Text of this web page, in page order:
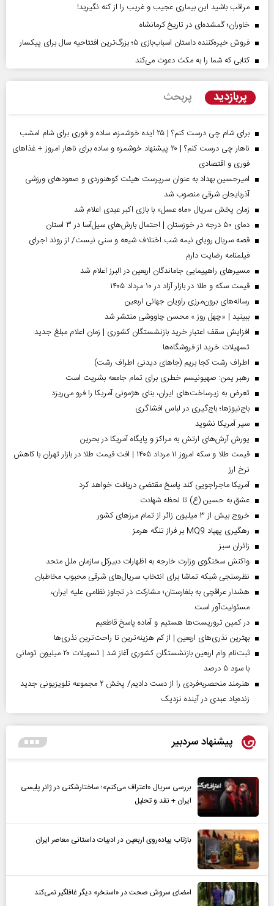
مراقب باشید این بیماری عجیب و غریب را از کنه نگیرید!
خاوران؛ گمشده‌ای در تاریخ کرمانشاه
فروش خیره‌کننده داستان اسباب‌بازی ۵؛ بزرگ‌ترین افتتاحیه سال برای پیکسار
کتابی که شما را به مکث دعوت می‌کند
پربازدید پربحث
برای شام چی درست کنم؟ | ۲۵ ایده خوشمزه، ساده و فوری برای شام امشب
ناهار چی درست کنم؟ | ۲۰ پیشنهاد خوشمزه و ساده برای ناهار امروز + غذاهای
فوری و اقتصادی
امیرحسین بهداد به عنوان سرپرست هیئت کوهنوردی و صعودهای ورزشی
آذربایجان شرقی منصوب شد
زمان پخش سریال «ماه عسل» با بازی اکبر عبدی اعلام شد
دمای ۵۰ درجه در خوزستان | احتمال بارش‌های سیل‌آسا در ۳ استان
قصه سریال رویای نیمه شب اختلاف شیعه و سنی نیست/ از روند اجرای
فیلمنامه رضایت دارم
مسیر‌های راهپیمایی جاماندگان اربعین در البرز اعلام شد
قیمت سکه و طلا در بازار آزاد در ۱۰ مرداد ۱۴۰۵
رسانه‌های برون‌مرزی راویان جهانی اربعین
ببینید | «چهل روز » محسن چاووشی منتشر شد
افزایش سقف اعتبار خرید بازنشستگان کشوری | زمان اعلام مبلغ جدید
تسهیلات خرید از فروشگاه‌ها
اطراف رشت کجا بریم (جاهای دیدنی اطراف رشت)
رهبر یمن: صهیونیسم خطری برای تمام جامعه بشریت است
تعرض به زیرساخت‌های ایران، بنای هژمونی آمریکا را فرو می‌ریزد
باج‌نیوزها؛ باج‌گیری در لباس افشاگری
سپر آمریکا نشوید
یورش آرش‌های ارتش به مراکز و پایگاه‌ آمریکا در بحرین
قیمت طلا و سکه امروز ۱۱ مرداد ۱۴۰۵ | افت قیمت طلا در بازار تهران با کاهش
نرخ ارز
آمریکا ماجراجویی کند پاسخ مقتضی دریافت خواهد کرد
عشق به حسین (ع) تا لحظه شهادت
خروج بیش از ۳ میلیون زائر از تمام مرز‌های کشور
رهگیری پهپاد MQ9 بر فراز تنگه هرمز
‌زائران سبز
واکنش سخنگوی وزارت خارجه به اظهارات دبیرکل سازمان ملل متحد
نظرسنجی شبکه تماشا برای انتخاب سریال‌های شرقی محبوب مخاطبان
هشدار عراقچی به بلغارستان؛ مشارکت در تجاوز نظامی علیه ایران،
مسئولیت‌آور است
در کمین تروریست‌ها هستیم و آماده پاسخ قاطعیم
بهترین نذری‌های اربعین | از کم هزینه‌ترین تا راحت‌ترین نذری‌ها
ثبت‌نام وام اربعین بازنشستگان کشوری آغاز شد | تسهیلات ۲۰ میلیون تومانی
با سود ۵ درصد
هنرمند منحصر‌به‌فردی را از دست دادیم/ پخش ۲ مجموعه تلویزیونی جدید
زنده‌یاد عبدی در آینده نزدیک
پیشنهاد سردبیر
بررسی سریال «اعتراف می‌کنم»؛ ساختارشکنی در ژانر پلیسی
ایران + نقد و تحلیل
بازتاب پیاده‌روی اربعین در ادبیات داستانی معاصر ایران
امضای سروش صحت در «استخر» دیگر غافلگیر نمی‌کند